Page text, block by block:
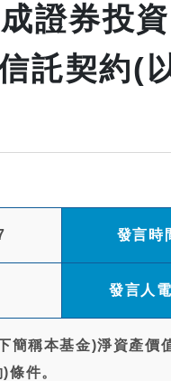
證券投
託契約(
發言時
發言人
稱本基金)淨資產價
條件。